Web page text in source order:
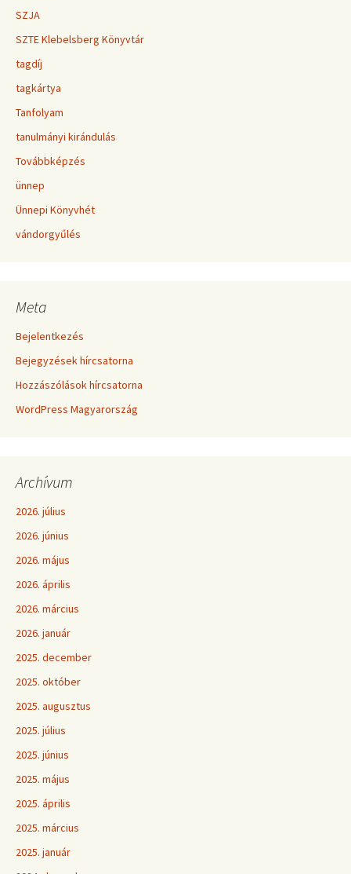
SZJA
SZTE Klebelsberg Könyvtár
tagdíj
tagkártya
Tanfolyam
tanulmányi kirándulás
Továbbképzés
ünnep
Ünnepi Könyvhét
vándorgyűlés
Meta
Bejelentkezés
Bejegyzések hírcsatorna
Hozzászólások hírcsatorna
WordPress Magyarország
Archívum
2026. július
2026. június
2026. május
2026. április
2026. március
2026. január
2025. december
2025. október
2025. augusztus
2025. július
2025. június
2025. május
2025. április
2025. március
2025. január